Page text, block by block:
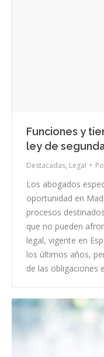
Funciones y
ley de
Destacadas, Legal
Los abogados
oportunidad en
procesos
que no pueden
legal, vigente en
los últimos años,
de las obligaciones